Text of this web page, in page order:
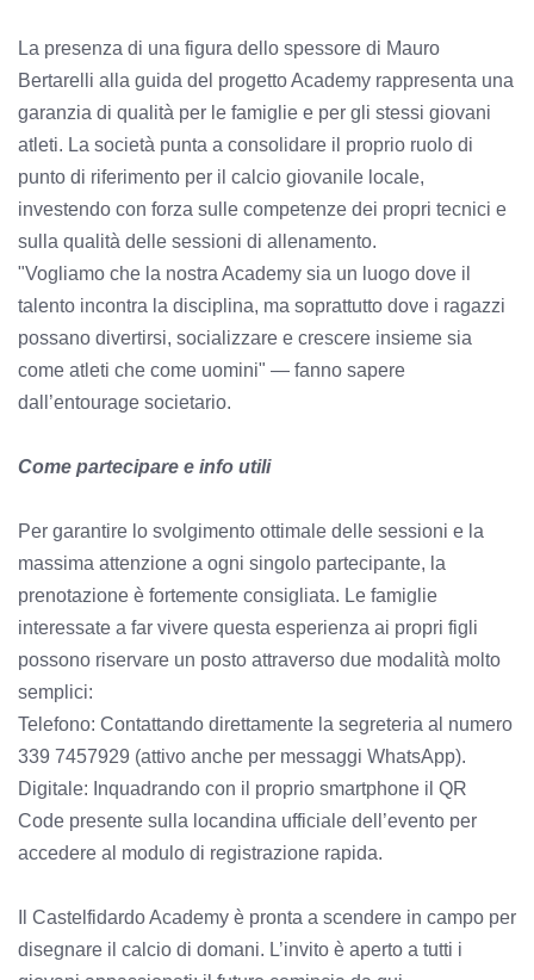
La presenza di una figura dello spessore di Mauro
Bertarelli alla guida del progetto Academy rappresenta una
garanzia di qualità per le famiglie e per gli stessi giovani
atleti. La società punta a consolidare il proprio ruolo di
punto di riferimento per il calcio giovanile locale,
investendo con forza sulle competenze dei propri tecnici e
sulla qualità delle sessioni di allenamento.
"Vogliamo che la nostra Academy sia un luogo dove il
talento incontra la disciplina, ma soprattutto dove i ragazzi
possano divertirsi, socializzare e crescere insieme sia
come atleti che come uomini" — fanno sapere
dall’entourage societario.
Come partecipare e info utili
Per garantire lo svolgimento ottimale delle sessioni e la
massima attenzione a ogni singolo partecipante, la
prenotazione è fortemente consigliata. Le famiglie
interessate a far vivere questa esperienza ai propri figli
possono riservare un posto attraverso due modalità molto
semplici:
Telefono: Contattando direttamente la segreteria al numero
339 7457929 (attivo anche per messaggi WhatsApp).
Digitale: Inquadrando con il proprio smartphone il QR
Code presente sulla locandina ufficiale dell’evento per
accedere al modulo di registrazione rapida.
Il Castelfidardo Academy è pronta a scendere in campo per
disegnare il calcio di domani. L’invito è aperto a tutti i